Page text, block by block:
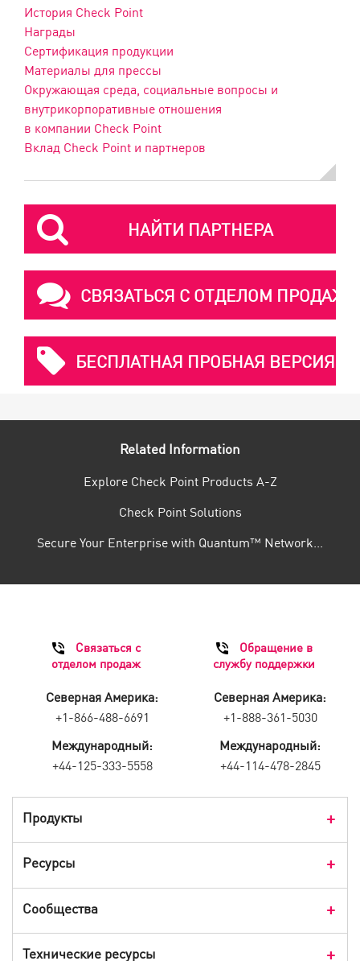
История Check Point
Награды
Сертификация продукции
Материалы для прессы
Окружающая среда, социальные вопросы и
внутрикорпоративные отношения
в компании Check Point
Вклад Check Point и партнеров
НАЙТИ ПАРТНЕРА
СВЯЗАТЬСЯ С ОТДЕЛОМ ПРОДАЖ
БЕСПЛАТНАЯ ПРОБНАЯ ВЕРСИЯ
Related Information
Explore Check Point Products A-Z
Check Point Solutions
Secure Your Enterprise with Quantum™ Network...
Продукты
Ресурсы
CPX 360
Сообщества
Технические ресурсы
Связаться с
отделом продаж
Северная Америка:
+1-866-488-6691
Международный:
+44-125-333-5558
Обращение в
службу поддержки
Северная Америка:
+1-888-361-5030
Международный:
+44-114-478-2845